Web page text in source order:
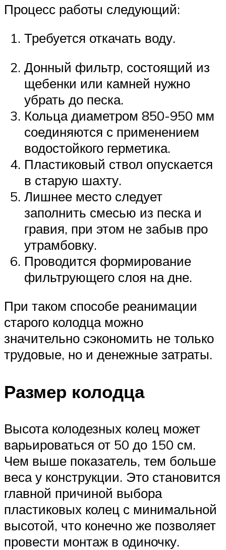
Процесс работы следующий:
Требуется откачать воду.
Донный фильтр, состоящий из
щебенки или камней нужно
убрать до песка.
Кольца диаметром 850-950 мм
соединяются с применением
водостойкого герметика.
Пластиковый ствол опускается
в старую шахту.
Лишнее место следует
заполнить смесью из песка и
гравия, при этом не забыв про
утрамбовку.
Проводится формирование
фильтрующего слоя на дне.
При таком способе реанимации
старого колодца можно
значительно сэкономить не только
трудовые, но и денежные затраты.
Размер колодца
Высота колодезных колец может
варьироваться от 50 до 150 см.
Чем выше показатель, тем больше
веса у конструкции. Это становится
главной причиной выбора
пластиковых колец с минимальной
высотой, что конечно же позволяет
провести монтаж в одиночку.